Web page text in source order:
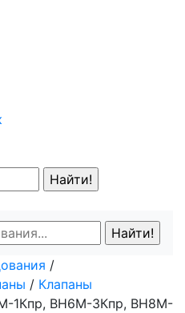
/
/ Клапаны
1Кпр, ВН6M-3Кпр, ВН8M-